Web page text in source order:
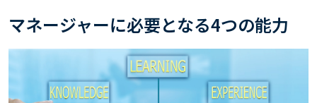
マネージャーに必要となる4つの能力